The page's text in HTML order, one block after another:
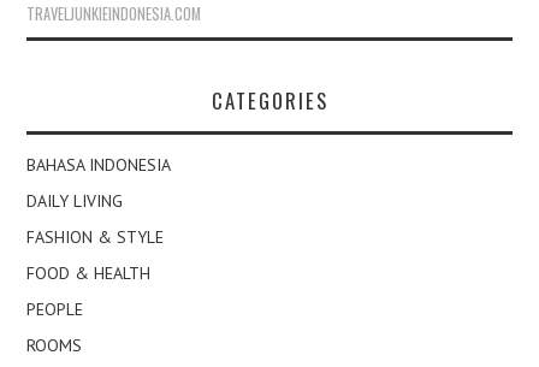
TRAVELJUNKIEINDONESIA.COM
CATEGORIES
BAHASA INDONESIA
DAILY LIVING
FASHION & STYLE
FOOD & HEALTH
PEOPLE
ROOMS